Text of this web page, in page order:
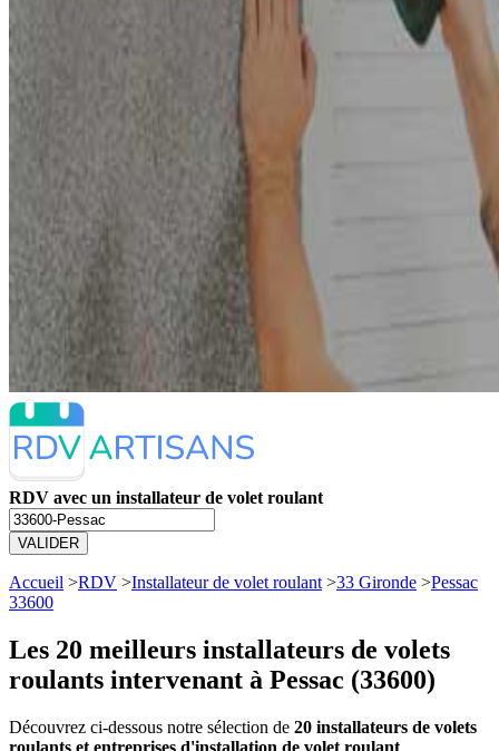
RDV avec un installateur de volet roulant
VALIDER
Accueil >RDV >Installateur de volet roulant >33 Gironde >Pessac
33600
Les 20 meilleurs installateurs de volets
roulants intervenant à Pessac (33600)
Découvrez ci-dessous notre sélection de 20 installateurs de volets
roulants et entreprises d'installation de volet roulant